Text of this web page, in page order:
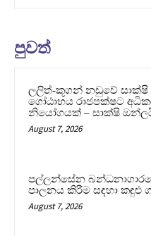
පුවත්
ලලිත්-කූගන් නඩුවේ සාක්ෂි
ගෝඨාභය රාජපක්ෂට
නියෝගයක් – සාක්ෂි
August 7, 2026
පල්ලන්සේන
පාලනය කිරීම සඳහා කඳුළු
August 7, 2026